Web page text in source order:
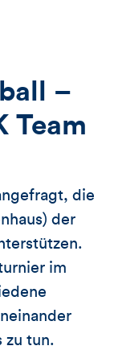
–
Team
die
der
im
zu tun.